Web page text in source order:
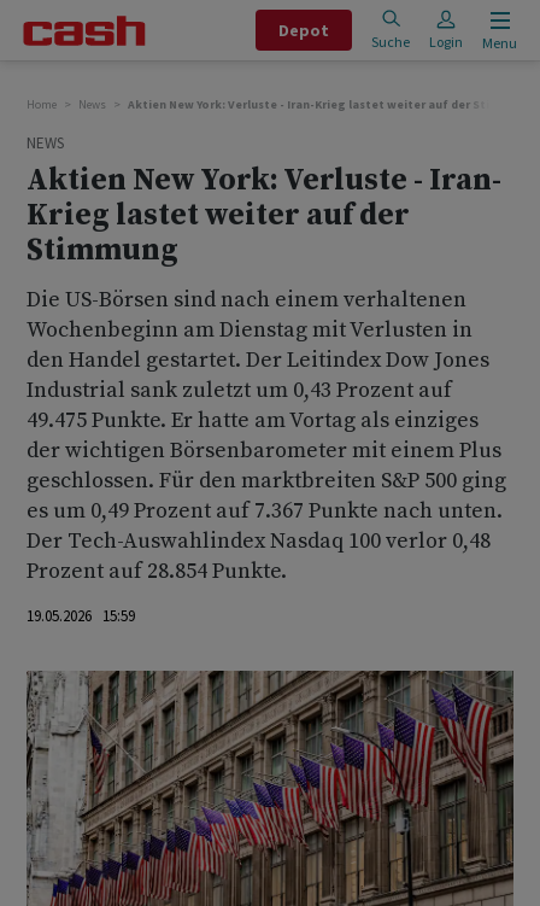
Depot
Suche Login Menu
Home News Aktien New York: Verluste - Iran-Krieg lastet weiter auf der Stimmung
NEWS
Aktien New York: Verluste - Iran-
Krieg lastet weiter auf der
Stimmung
Die US-Börsen sind nach einem verhaltenen
Wochenbeginn am Dienstag mit Verlusten in
den Handel gestartet. Der Leitindex Dow Jones
Industrial sank zuletzt um 0,43 Prozent auf
49.475 Punkte. Er hatte am Vortag als einziges
der wichtigen Börsenbarometer mit einem Plus
geschlossen. Für den marktbreiten S&P 500 ging
es um 0,49 Prozent auf 7.367 Punkte nach unten.
Der Tech-Auswahlindex Nasdaq 100 verlor 0,48
Prozent auf 28.854 Punkte.
19.05.2026 15:59